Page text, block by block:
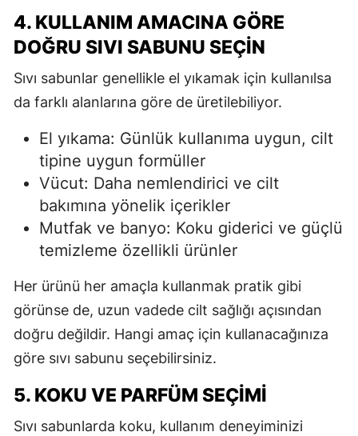
4. KULLANIM AMACINA GÖRE
DOĞRU SIVI SABUNU SEÇIN
Sıvı sabunlar genellikle el yıkamak için kullanılsa
da farklı alanlarına göre de üretilebiliyor.
El yıkama: Günlük kullanıma uygun, cilt
tipine uygun formüller
Vücut: Daha nemlendirici ve cilt
bakımına yönelik içerikler
Mutfak ve banyo: Koku giderici ve güçlü
temizleme özellikli ürünler
Her ürünü her amaçla kullanmak pratik gibi
görünse de, uzun vadede cilt sağlığı açısından
doğru değildir. Hangi amaç için kullanacağınıza
göre sıvı sabunu seçebilirsiniz.
5. KOKU VE PARFÜM SEÇIMI
Sıvı sabunlarda koku, kullanım deneyiminizi